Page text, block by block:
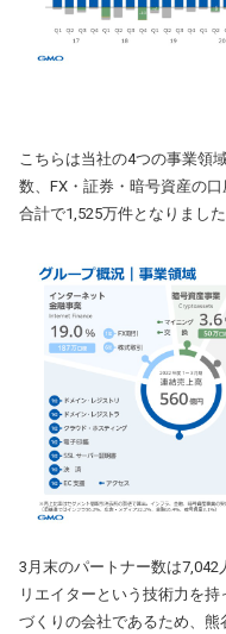
こちらは当社の4つの事業領
数、FX・証券・暗号資産の
合計で1,525万件となりました
3月末のパートナー数は
リエイターという技術力を
づくりの会社であるため、